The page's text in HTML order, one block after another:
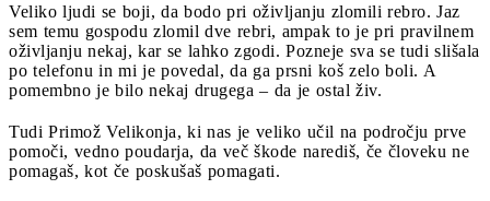
Veliko ljudi se boji, da bodo pri oživljanju zlomili rebro. Jaz
sem temu gospodu zlomil dve rebri, ampak to je pri pravilnem
oživljanju nekaj, kar se lahko zgodi. Pozneje sva se tudi slišala
po telefonu in mi je povedal, da ga prsni koš zelo boli. A
pomembno je bilo nekaj drugega – da je ostal živ.
Tudi Primož Velikonja, ki nas je veliko učil na področju prve
pomoči, vedno poudarja, da več škode narediš, če človeku ne
pomagaš, kot če poskušaš pomagati.